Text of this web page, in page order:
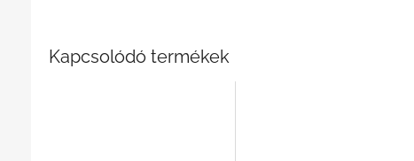
Kapcsolódó termékek